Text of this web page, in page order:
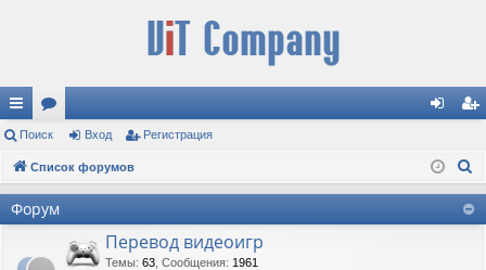
с
ы
лк
ор
ум д ис
тр
Поиск Вход Регистрация
Список форумов
Форум
Перевод видеоигр
Темы: 63 Сообщения: 1961